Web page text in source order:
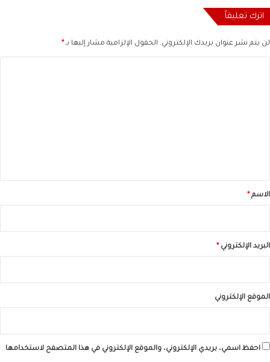
اترك تعليقاً
لن يتم نشر عنوان بريدك الإلكتروني. الحقول الإلزامية مشار إليها بـ*
*الاسم*
البريد الإلكتروني*
الموقع الإلكتروني
احفظ اسمي، بريدي الإلكتروني، والموقع الإلكتروني في هذا المتصفح لاستخدامها